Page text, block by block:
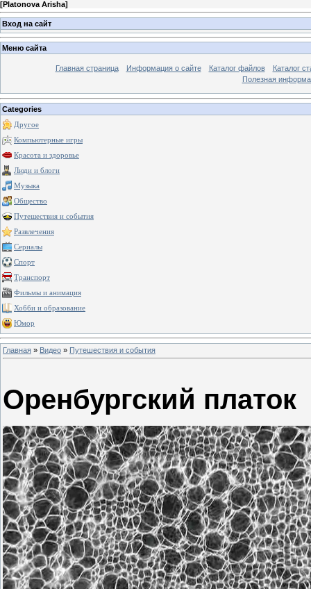
[Platonova Arisha]
Вход на сайт
Меню сайта
Главная страница Информация о сайте Каталог файлов
Каталог
Полезная
Categories
Другое
Компьютерные игры
Красота и здоровье
Люди и блоги
Музыка
Общество
Путешествия и события
Развлечения
Сериалы
Спорт
Транспорт
Фильмы и анимация
Хобби и образование
Юмор
Главная » Видео » Путешествия и события
Оренбургский платок